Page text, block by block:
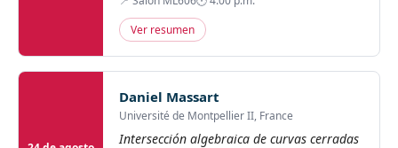
Ver resumen
Daniel Massart
Université de Montpellier II, France
Intersección algebraica de curvas cerradas